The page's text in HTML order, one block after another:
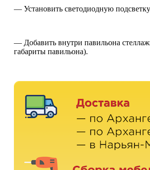
— Установить светодиодную
— Добавить внутри павильона
габариты павильона).